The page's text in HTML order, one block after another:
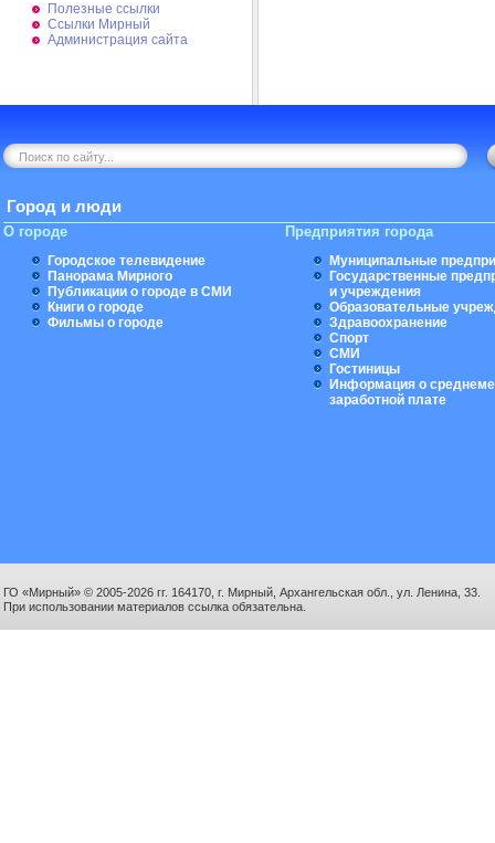
Полезные ссылки
Ссылки Мирный
Администрация сайта
Город и люди
О городе
Городское телевидение
Панорама Мирного
Публикации о городе в СМИ
Книги о городе
Фильмы о городе
Предприятия города
Муниципальные
Государственные
и учреждения
Образовательные
Здравоохранение
Спорт
СМИ
Гостиницы
Информация о
заработной плате
ГО «Мирный» © 2005-2026 гг. 164170, г. Мирный, Архангельская обл., ул. Ленина, 33.
При использовании материалов ссылка обязательна.